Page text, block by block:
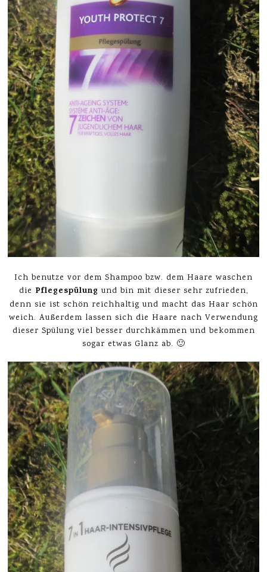
Ich benutze vor dem Shampoo bzw. dem Haare waschen
die Pflegespülung und bin mit dieser sehr zufrieden,
denn sie ist schön reichhaltig und macht das Haar schön
weich. Außerdem lassen sich die Haare nach Verwendung
dieser Spülung viel besser durchkämmen und bekommen
sogar etwas Glanz ab. 🙂